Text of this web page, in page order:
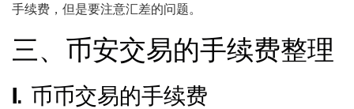
手续费，但是要注意汇差的问题。
三、币安交易的手续费整理
1. 币币交易的手续费